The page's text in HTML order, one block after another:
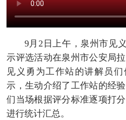
9月2日上午，泉州市见
示评选活动在泉州市公安局
见义勇为工作站的讲解员
示，生动介绍了工作站的经
们当场根据评分标准逐项打
进行统计汇总。